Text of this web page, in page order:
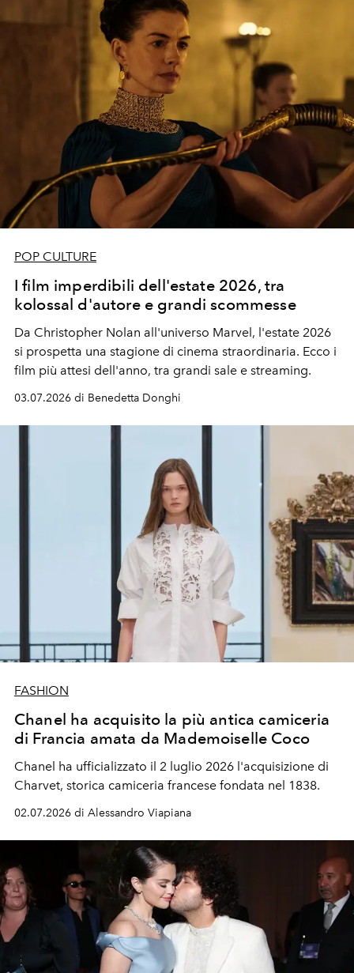
POP CULTURE
I film imperdibili dell'estate 2026, tra
kolossal d'autore e grandi scommesse
Da Christopher Nolan all'universo Marvel, l'estate 2026
si prospetta una stagione di cinema straordinaria. Ecco i
film più attesi dell'anno, tra grandi sale e streaming.
03.07.2026 di Benedetta Donghi
FASHION
Chanel ha acquisito la più antica camiceria
di Francia amata da Mademoiselle Coco
Chanel ha ufficializzato il 2 luglio 2026 l'acquisizione di
Charvet, storica camiceria francese fondata nel 1838.
02.07.2026 di Alessandro Viapiana